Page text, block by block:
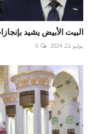
البيت الأبيض يشيد
يوليو 22, 2024 0